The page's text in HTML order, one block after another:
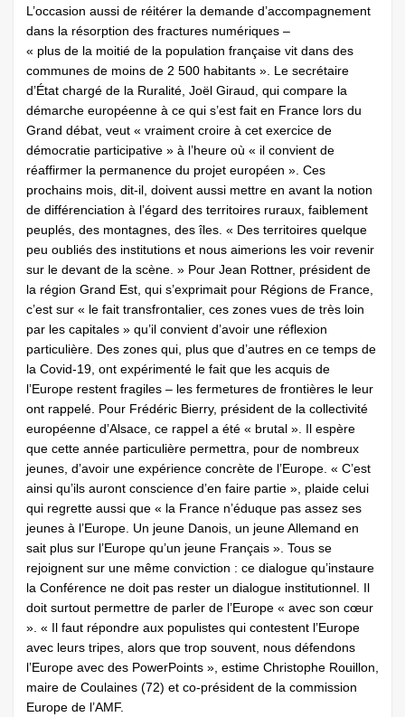
L’occasion aussi de réitérer la demande d’accompagnement
dans la résorption des fractures numériques –
« plus de la moitié de la population française vit dans des
communes de moins de 2 500 habitants ». Le secrétaire
d’État chargé de la Ruralité, Joël Giraud, qui compare la
démarche européenne à ce qui s’est fait en France lors du
Grand débat, veut « vraiment croire à cet exercice de
démocratie participative » à l’heure où « il convient de
réaffirmer la permanence du projet européen ». Ces
prochains mois, dit-il, doivent aussi mettre en avant la notion
de différenciation à l’égard des territoires ruraux, faiblement
peuplés, des montagnes, des îles. « Des territoires quelque
peu oubliés des institutions et nous aimerions les voir revenir
sur le devant de la scène. » Pour Jean Rottner, président de
la région Grand Est, qui s’exprimait pour Régions de France,
c’est sur « le fait transfrontalier, ces zones vues de très loin
par les capitales » qu’il convient d’avoir une réflexion
particulière. Des zones qui, plus que d’autres en ce temps de
la Covid-19, ont expérimenté le fait que les acquis de
l’Europe restent fragiles – les fermetures de frontières le leur
ont rappelé. Pour Frédéric Bierry, président de la collectivité
européenne d’Alsace, ce rappel a été « brutal ». Il espère
que cette année particulière permettra, pour de nombreux
jeunes, d’avoir une expérience concrète de l’Europe. « C’est
ainsi qu’ils auront conscience d’en faire partie », plaide celui
qui regrette aussi que « la France n’éduque pas assez ses
jeunes à l’Europe. Un jeune Danois, un jeune Allemand en
sait plus sur l’Europe qu’un jeune Français ». Tous se
rejoignent sur une même conviction : ce dialogue qu’instaure
la Conférence ne doit pas rester un dialogue institutionnel. Il
doit ­surtout permettre de parler de l’Europe « avec son cœur
». « Il faut répondre aux populistes qui contestent l’Europe
avec leurs tripes, alors que trop souvent, nous défendons
l’Europe avec des PowerPoints », estime Christophe Rouillon,
maire de Coulaines (72) et co-président de la commission
Europe de l’AMF.